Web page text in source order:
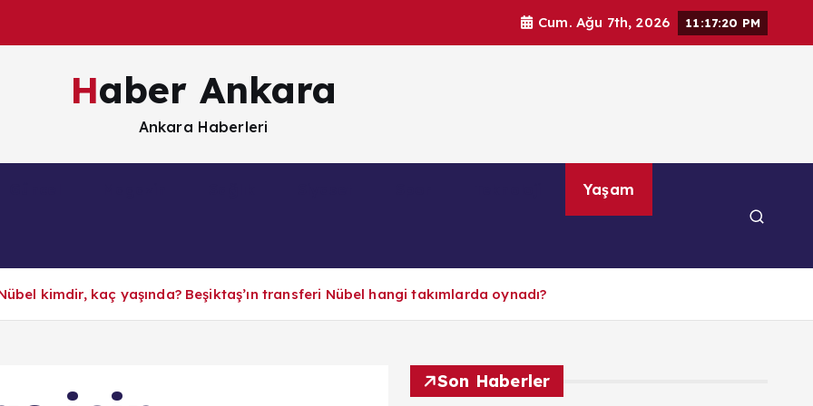
Cum. Ağu 7th, 2026 11:17:21 PM
Haber Ankara
Ankara Haberleri
Yaşam
kimdir, kaç yaşında? Beşiktaş’ın transferi Nübel hangi takımlarda oynadı?
Son Haberler